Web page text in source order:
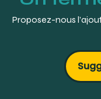
Proposez-nous